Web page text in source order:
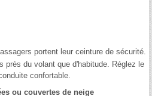
portent leur ceinture de sécurité.
près du volant que d'habitude. Réglez le
confortable.
ou couvertes de neige